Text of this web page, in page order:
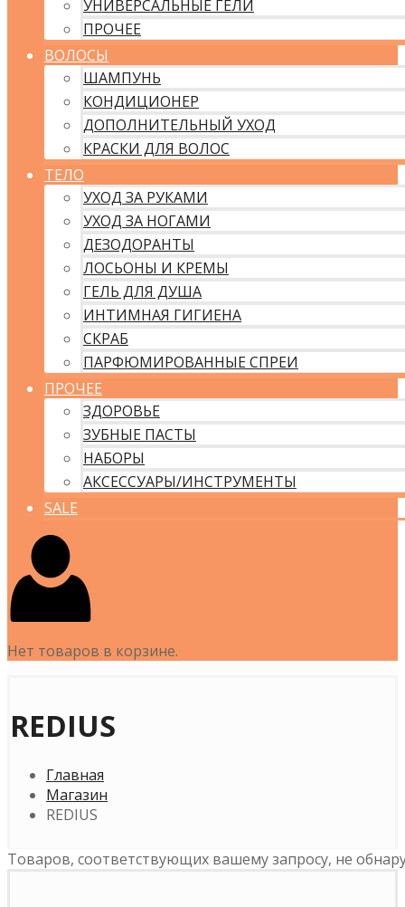
УНИВЕРСАЛЬНЫЕ ГЕЛИ
ПРОЧЕЕ
ВОЛОСЫ
ШАМПУНЬ
КОНДИЦИОНЕР
ДОПОЛНИТЕЛЬНЫЙ УХОД
КРАСКИ ДЛЯ ВОЛОС
ТЕЛО
УХОД ЗА РУКАМИ
УХОД ЗА НОГАМИ
ДЕЗОДОРАНТЫ
ЛОСЬОНЫ И КРЕМЫ
ГЕЛЬ ДЛЯ ДУША
ИНТИМНАЯ ГИГИЕНА
СКРАБ
ПАРФЮМИРОВАННЫЕ СПРЕИ
ПРОЧЕЕ
ЗДОРОВЬЕ
ЗУБНЫЕ ПАСТЫ
НАБОРЫ
АКСЕССУАРЫ/ИНСТРУМЕНТЫ
SALE
Нет товаров в корзине.
REDIUS
Главная
Магазин
REDIUS
Товаров, соответствующих вашему запросу, не